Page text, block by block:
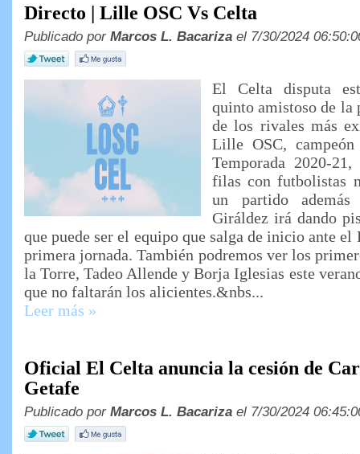
Directo | Lille OSC Vs Celta
Publicado por Marcos L. Bacariza el 7/30/2024
El Celta disputa
quinto amistoso de la
de los rivales más
Lille OSC,
Temporada 2020-
filas con futbolistas
un partido
Giráldez irá dando
que puede ser el equipo que salga de inicio ante
primera jornada. También podremos ver los
la Torre, Tadeo Allende y Borja Iglesias este
que no faltarán los alicientes.&nbs...
Leer más »
Oficial El Celta anuncia la cesión de
Getafe
Publicado por Marcos L. Bacariza el 7/30/2024